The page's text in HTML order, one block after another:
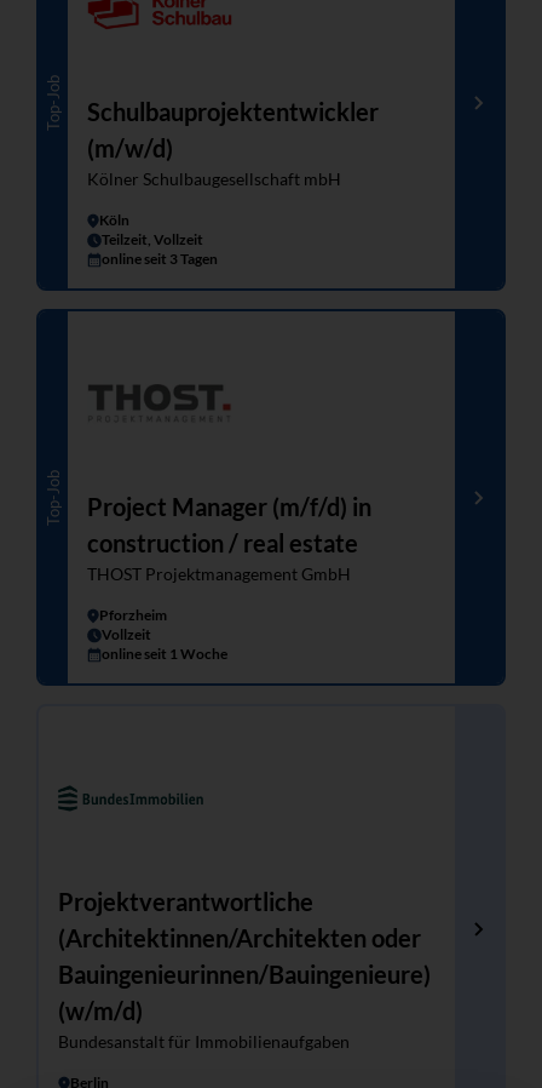
Top-Job
Schulbauprojektentwickler
(m/w/d)
Kölner Schulbaugesellschaft mbH
Köln
Teilzeit, Vollzeit
online seit 3 Tagen
Top-Job
Project Manager (m/f/d) in
construction / real estate
THOST Projektmanagement GmbH
Pforzheim
Vollzeit
online seit 1 Woche
Projektverantwortliche
(Architektinnen/Architekten oder
Bauingenieurinnen/Bauingenieure)
(w/m/d)
Bundesanstalt für Immobilienaufgaben
Berlin